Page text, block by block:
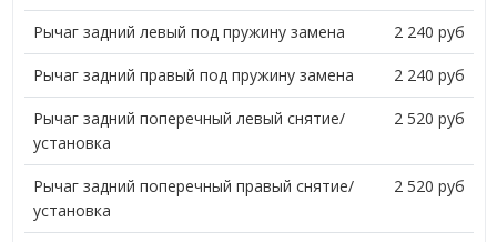
Рычаг задний левый под пружину замена 2 240 руб
Рычаг задний правый под пружину замена 2 240 руб
Рычаг задний поперечный левый снятие/
установка
2 520 руб
Рычаг задний поперечный правый снятие/
установка
2 520 руб